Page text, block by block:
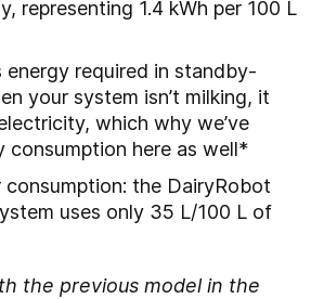
representing 1.4 kWh per 100 L
energy required in standby-
your system isn’t milking, it
which why we’ve
consumption here as well*
consumption: the DairyRobot
uses only 35 L/100 L of
the previous model in the